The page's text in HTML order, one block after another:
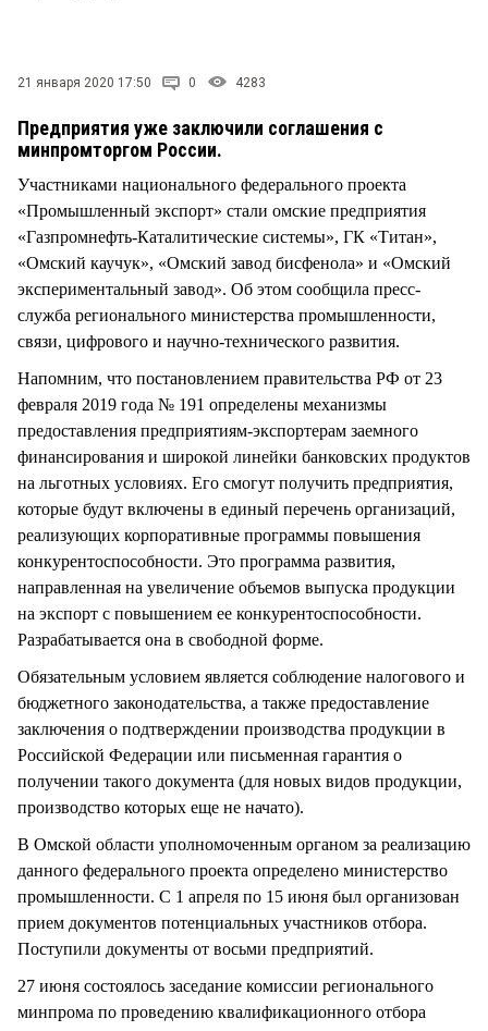
21 января 2020 17:50 0 4283
Предприятия уже заключили соглашения с
минпромторгом России.
Участниками национального федерального проекта
«Промышленный экспорт» стали омские предприятия
«Газпромнефть-Каталитические системы», ГК «Титан»,
«Омский каучук», «Омский завод бисфенола» и «Омский
экспериментальный завод». Об этом сообщила пресс-
служба регионального министерства промышленности,
связи, цифрового и научно-технического развития.
Напомним, что постановлением правительства РФ от 23
февраля 2019 года № 191 определены механизмы
предоставления предприятиям-экспортерам заемного
финансирования и широкой линейки банковских продуктов
на льготных условиях. Его смогут получить предприятия,
которые будут включены в единый перечень организаций,
реализующих корпоративные программы повышения
конкурентоспособности. Это программа развития,
направленная на увеличение объемов выпуска продукции
на экспорт с повышением ее конкурентоспособности.
Разрабатывается она в свободной форме.
Обязательным условием является соблюдение налогового и
бюджетного законодательства, а также предоставление
заключения о подтверждении производства продукции в
Российской Федерации или письменная гарантия о
получении такого документа (для новых видов продукции,
производство которых еще не начато).
В Омской области уполномоченным органом за реализацию
данного федерального проекта определено министерство
промышленности. С 1 апреля по 15 июня был организован
прием документов потенциальных участников отбора.
Поступили документы от восьми предприятий.
27 июня состоялось заседание комиссии регионального
минпрома по проведению квалификационного отбора